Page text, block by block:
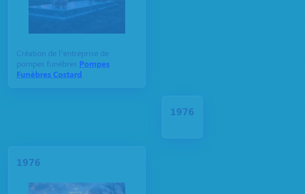
Création de l’entreprise de
pompes funèbres Pompes
Funèbres Costard
1976
1976